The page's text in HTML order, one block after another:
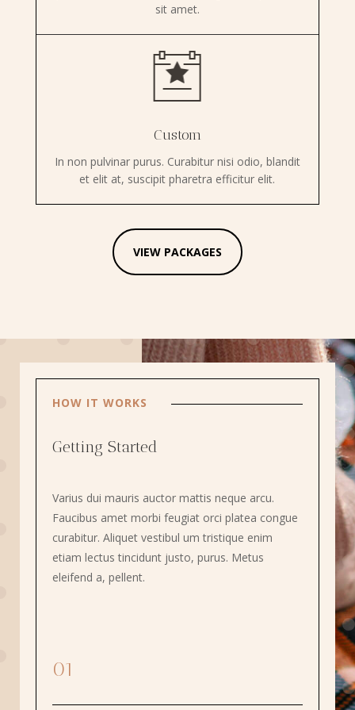
sit amet.
Custom
In non pulvinar purus. Curabitur nisi odio, blandit
et elit at, suscipit pharetra efficitur elit.
VIEW PACKAGES
HOW IT WORKS
Getting Started
Varius dui mauris auctor mattis neque arcu.
Faucibus amet morbi feugiat orci platea congue
curabitur. Aliquet vestibul um tristique enim
etiam lectus tincidunt justo, purus. Metus
eleifend a, pellent.
01